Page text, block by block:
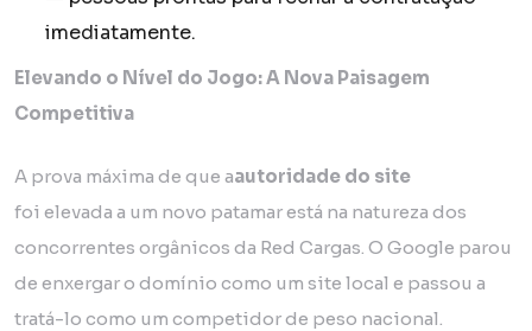
imediatamente.
Elevando o Nível do Jogo: A Nova Paisagem
Competitiva
A prova máxima de que aautoridade do site
foi elevada a um novo patamar está na natureza dos
concorrentes orgânicos da Red Cargas. O Google parou
de enxergar o domínio como um site local e passou a
tratá-lo como um competidor de peso nacional.